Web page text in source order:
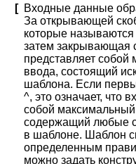
[
Входные данные
За открывающей
которые
затем закрывающая
представляет собой
ввода, состоящий
шаблона. Если
^, это означает, что
собой максимальный
содержащий любые
в шаблоне. Шаблон
определенным
можно задать